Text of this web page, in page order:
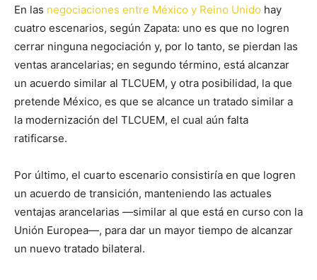
En las negociaciones entre México y Reino Unido hay
cuatro escenarios, según Zapata: uno es que no logren
cerrar ninguna negociación y, por lo tanto, se pierdan las
ventas arancelarias; en segundo término, está alcanzar
un acuerdo similar al TLCUEM, y otra posibilidad, la que
pretende México, es que se alcance un tratado similar a
la modernización del TLCUEM, el cual aún falta
ratificarse.
Por último, el cuarto escenario consistiría en que logren
un acuerdo de transición, manteniendo las actuales
ventajas arancelarias —similar al que está en curso con la
Unión Europea—, para dar un mayor tiempo de alcanzar
un nuevo tratado bilateral.